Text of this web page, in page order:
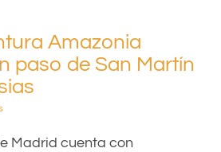
Amazonia
paso de San Martín
Madrid cuenta con